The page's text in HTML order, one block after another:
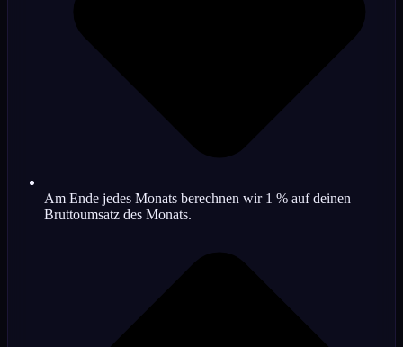
Am Ende jedes Monats berechnen wir 1 % auf deinen
Bruttoumsatz des Monats.